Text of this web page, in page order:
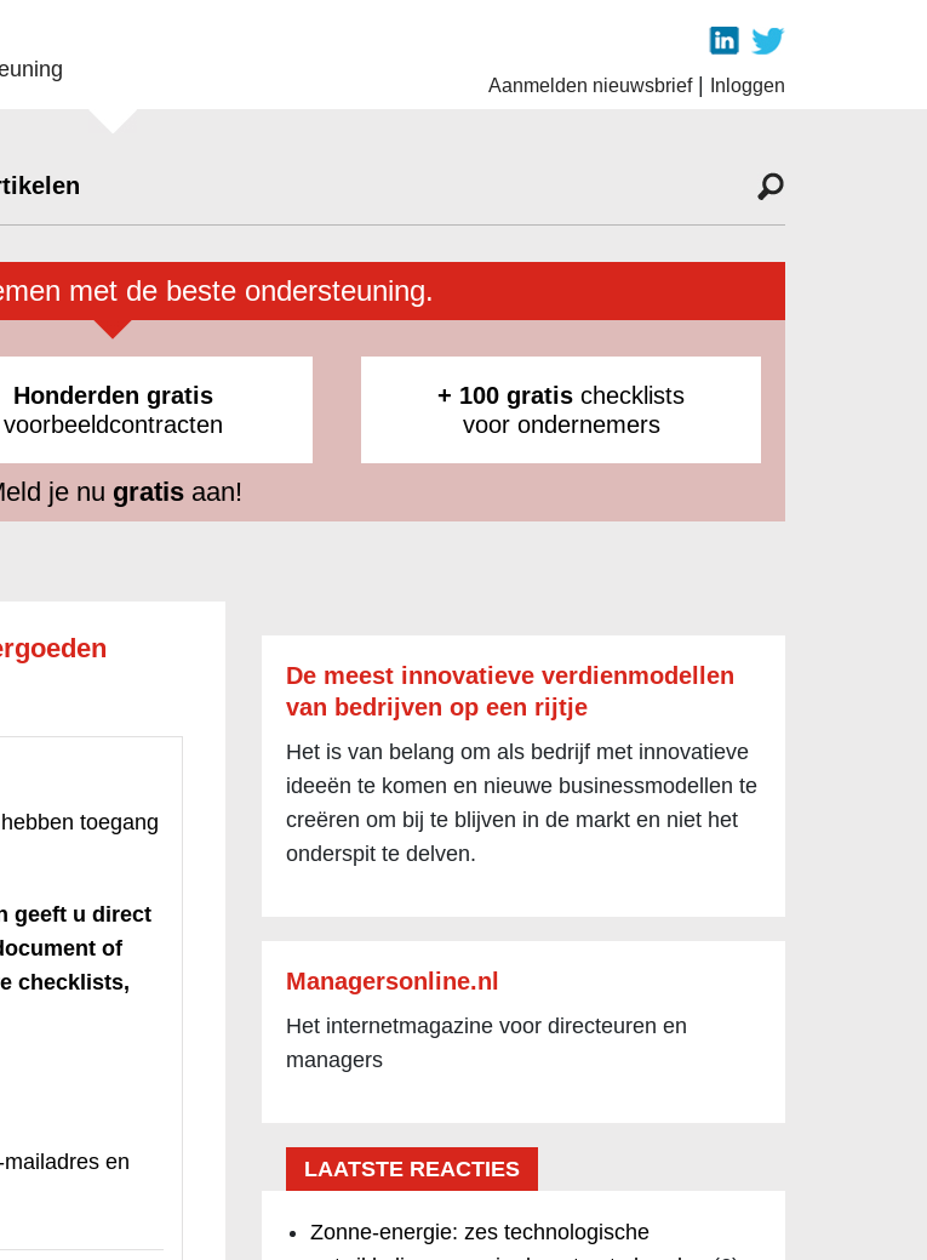
Aanmelden nieuwsbrief| Inloggen
met de beste ondersteuning.
Honderden gratis
voorbeeldcontracten
+ 100 gratis checklists
voor ondernemers
je nu gratisaan!
toegang
geeft u direct
of
checklists,
en
De meest innovatieve verdienmodellen
van bedrijven op een rijtje
Het is van belang om als bedrijf met innovatieve
ideeën te komen en nieuwe businessmodellen te
creëren om bij te blijven in de markt en niet het
onderspit te delven.
Managersonline.nl
Het internetmagazine voor directeuren en
managers
LAATSTE REACTIES
Zonne-energie: zes technologische